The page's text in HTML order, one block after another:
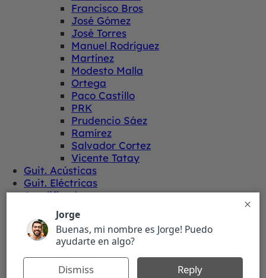
Francisco Bros
José Gómez
José Torres
Manuel Rodríguez
Martínez
Modesto Malla
Ortega
Paco Castillo
PRK
Prudencio Sáez
Ramírez
Salvador Cortez
Vicente Tatay
Guit. Acústicas
Guit. Eléctricas
Amplificadores
Amplificadores guit. acústica
Efectos
Accesorios
Fundas
Estuches